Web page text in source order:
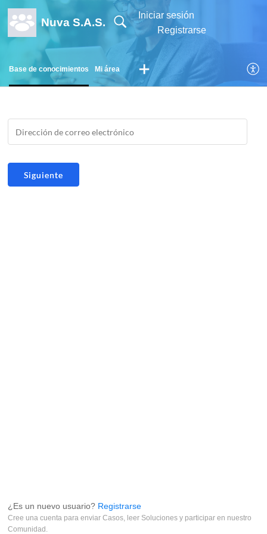
Nuva S.A.S.
Iniciar sesión
Registrarse
Base de conocimientos Mi área
¿Es un nuevo usuario? Registrarse
Cree una cuenta para enviar Casos, leer Soluciones y participar en nuestro
Comunidad.